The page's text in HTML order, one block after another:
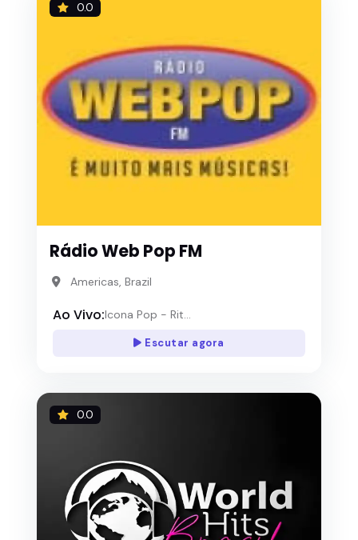
0.0
Rádio Web Pop FM
Americas, Brazil
Ao Vivo:Icona Pop - Rit...
Escutar agora
0.0